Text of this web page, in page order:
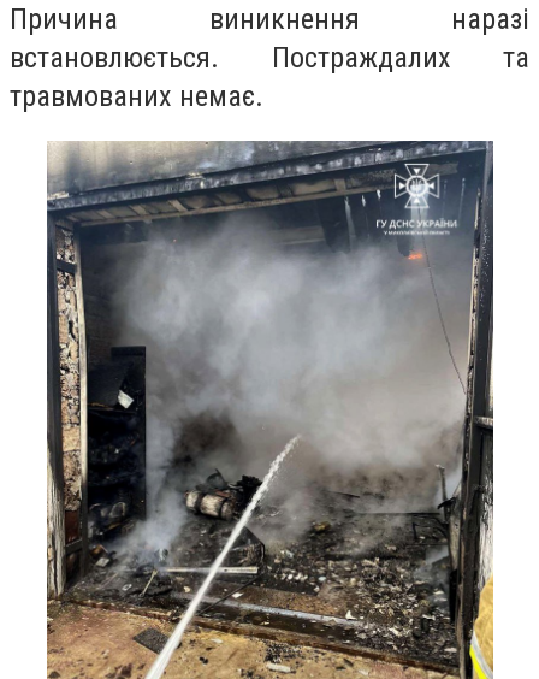
Причина виникнення наразі
встановлюється. Постраждалих та
травмованих немає.